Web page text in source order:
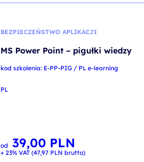
BEZPIECZEŃSTWO APLIKACJI
MS Power Point – pigułki wiedzy
kod szkolenia: E-PP-PIG / PL e-learning
PL
od 39,00 PLN
+ 23% VAT (47,97 PLN brutto)